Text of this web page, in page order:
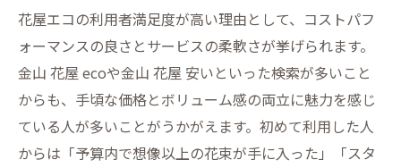
花屋エコの利用者満足度が高い理由として、コストパフ
ォーマンスの良さとサービスの柔軟さが挙げられます。
金山 花屋 ecoや金山 花屋 安いといった検索が多いこと
からも、手頃な価格とボリューム感の両立に魅力を感じ
ている人が多いことがうかがえます。初めて利用した人
からは「予算内で想像以上の花束が手に入った」「スタ